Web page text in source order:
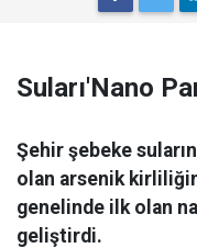
Suları'Nano
Şehir şebeke
olan arsenik
genelinde ilk olan
geliştirdi.